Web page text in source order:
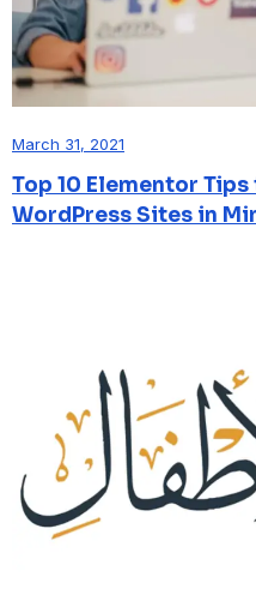
March 31, 2021
Top 10 Elementor
WordPress Sites in